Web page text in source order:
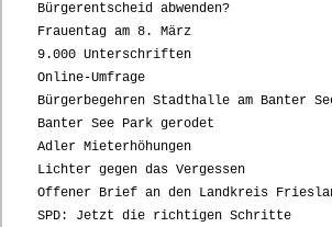
Bürgerentscheid abwenden?
Frauentag am 8. März
9.000 Unterschriften
Online-Umfrage
Bürgerbegehren Stadthalle am Banter
Banter See Park gerodet
Adler Mieterhöhungen
Lichter gegen das Vergessen
Offener Brief an den Landkreis
SPD: Jetzt die richtigen Schritte